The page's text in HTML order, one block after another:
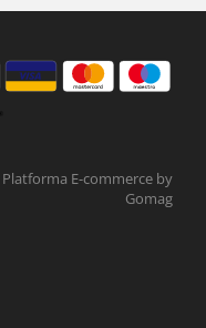
Platforma E-commerce by
Gomag